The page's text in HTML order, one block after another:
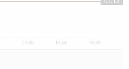
14:00 15:00 16:00
0.012